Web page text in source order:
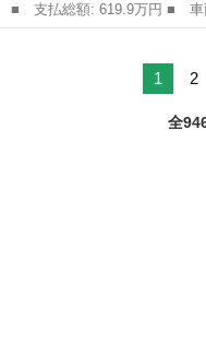
■ 支払総額: 619.9万円 ■ 車両本体価格： 6,066,000 円 ■ メーカ
ー名： トヨタ ■ 車種名：
1 2
全